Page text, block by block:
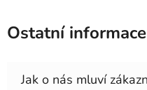
Ostatní informace